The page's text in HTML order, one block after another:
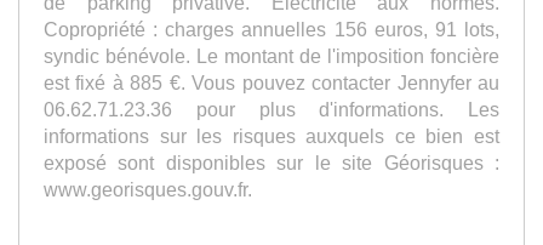
Copropriété : charges annuelles 156 euros, 91 lots,
syndic bénévole. Le montant de l'imposition foncière
est fixé à 885 €. Vous pouvez contacter Jennyfer au
06.62.71.23.36 pour plus d'informations. Les
informations sur les risques auxquels ce bien est
exposé sont disponibles sur le site Géorisques :
www.georisques.gouv.fr.